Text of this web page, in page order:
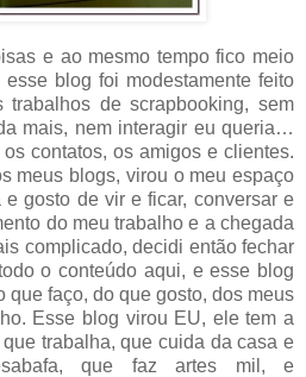
e ao mesmo tempo fico meio
blog foi modestamente feito
de scrapbooking, sem
mais, nem interagir eu queria…
contatos, os amigos e clientes.
meus blogs, virou o meu espaço
gosto de vir e ficar, conversar e
do meu trabalho e a chegada
complicado, decidi então fechar
o conteúdo aqui, e esse blog
que faço, do que gosto, dos meus
Esse blog virou EU, ele tem a
trabalha, que cuida da casa e
que faz artes mil, e